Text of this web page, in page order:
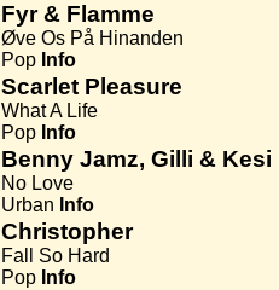
Fyr & Flamme
Øve Os På Hinanden
Pop Info
Scarlet Pleasure
What A Life
Pop Info
Benny Jamz, Gilli & Kesi
No Love
Urban Info
Christopher
Fall So Hard
Pop Info